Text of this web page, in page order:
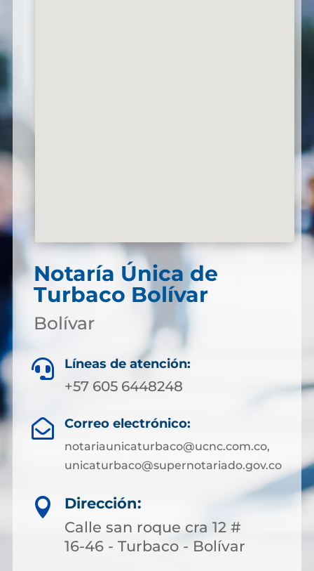
Notaría Única de
Turbaco Bolívar
Bolívar
 Líneas de atención:
+57 605 6448248
 Correo electrónico:
notariaunicaturbaco@ucnc.com.co,
unicaturbaco@supernotariado.gov.co

Dirección:
Calle san roque cra 12 #
16-46 - Turbaco - Bolívar